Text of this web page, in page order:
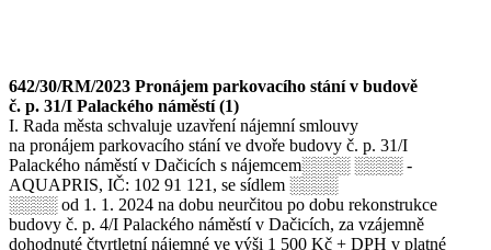
642/30/RM/2023 Pronájem parkovacího stání v budově
č. p. 31/I Palackého náměstí (1)
I. Rada města schvaluje uzavření nájemní smlouvy
na pronájem parkovacího stání ve dvoře budovy č. p. 31/I
Palackého náměstí v Dačicích s nájemcem░░░░ ░░░░ -
AQUAPRIS, IČ: 102 91 121, se sídlem ░░░░
░░░░ od 1. 1. 2024 na dobu neurčitou po dobu rekonstrukce
budovy č. p. 4/I Palackého náměstí v Dačicích, za vzájemně
dohodnuté čtvrtletní nájemné ve výši 1 500 Kč + DPH v platné